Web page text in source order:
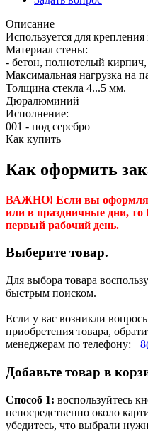
Описание
Используется для крепления
Материал стены:
- бетон, полнотелый
Максимальная нагрузка на
Толщина стекла 4...5 мм.
Дюралюминий
Исполнение:
001 - под серебро
Как купить
Как оформить
ВАЖНО! Если вы
или в праздничные дни, то
первый рабочий день.
Выберите товар.
Для выбора товара
быстрым поиском.
Если у вас возникли
приобретения товара,
менеджерам по телефону:
Добавьте товар в
Способ 1: воспользуйтесь
непосредственно около
убедитесь, что выбрали